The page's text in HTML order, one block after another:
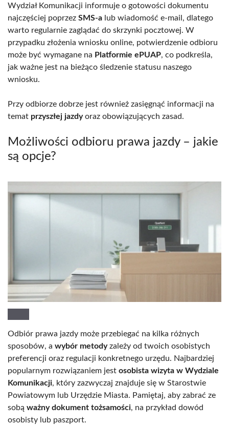
Wydział Komunikacji informuje o gotowości dokumentu
najczęściej poprzez SMS-a lub wiadomość e-mail, dlatego
warto regularnie zaglądać do skrzynki pocztowej. W
przypadku złożenia wniosku online, potwierdzenie odbioru
może być wymagane na Platformie ePUAP, co podkreśla,
jak ważne jest na bieżąco śledzenie statusu naszego
wniosku.
Przy odbiorze dobrze jest również zasięgnąć informacji na
temat przyszłej jazdyoraz obowiązujących zasad.
Możliwości odbioru prawa jazdy – jakie
są opcje?
Odbiór prawa jazdy może przebiegać na kilka różnych
sposobów, a wybór metodyzależy od twoich osobistych
preferencji oraz regulacji konkretnego urzędu. Najbardziej
popularnym rozwiązaniem jest osobista wizyta w Wydziale
Komunikacji, który zazwyczaj znajduje się w Starostwie
Powiatowym lub Urzędzie Miasta. Pamiętaj, aby zabrać ze
sobą ważny dokument tożsamości, na przykład dowód
osobisty lub paszport.